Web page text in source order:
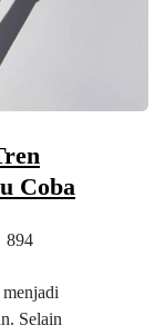
Coba
894
Selain